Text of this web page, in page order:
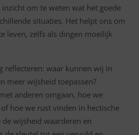
om te weten wat het goede
situaties. Het helpt ons om
leven, zelfs als dingen moeilijk
reflecteren: waar kunnen wij in
meer wijsheid toepassen?
anderen omgaan, hoe we
hoe we rust vinden in hectische
wijsheid waarderen en